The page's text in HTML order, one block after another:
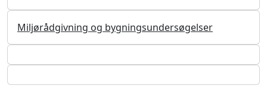
Miljørådgivning og bygningsundersøgelser